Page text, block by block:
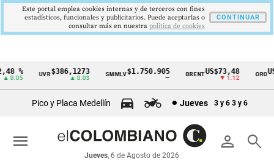
Cintillo
económicos
Colombia
%
0.05
UVR$386,1273
▲ 0.03
SMMLV $1.750.905 BRENTUS$73,48
▼ 1.12
ORO
Pico y Placa Medellín Jueves 3 y 6 3 y 6
person search
Jueves, 6 de Agosto de 2026
menu
Este portal emplea cookies internas y de terceros con fines
estadísticos, funcionales y publicitarios. Puede aceptarlas o
consultar más en nuestra politica de cookies
CONTINUAR